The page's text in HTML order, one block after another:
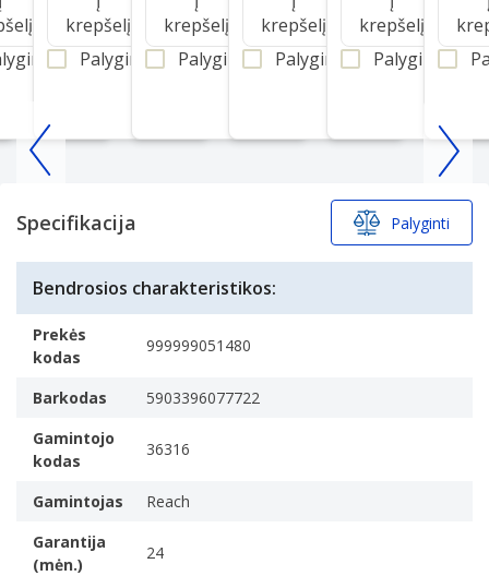
krepšelį
Palyginti
krepšelį
Palyginti
krepšelį
Palyginti
krepšelį
Palyginti
Item
Specifikacija Palyginti
Bendrosios charakteristikos:
Prekės
kodas
999999051480
Barkodas
5903396077722
Gamintojo
kodas
36316
Gamintojas
Reach
Garantija
(mėn.)
24